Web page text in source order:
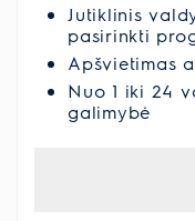
Jutiklinis
pasirinkti
Apšvietimas
Nuo 1 iki 24
galimybė